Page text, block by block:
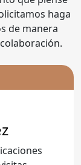
haga
de manera